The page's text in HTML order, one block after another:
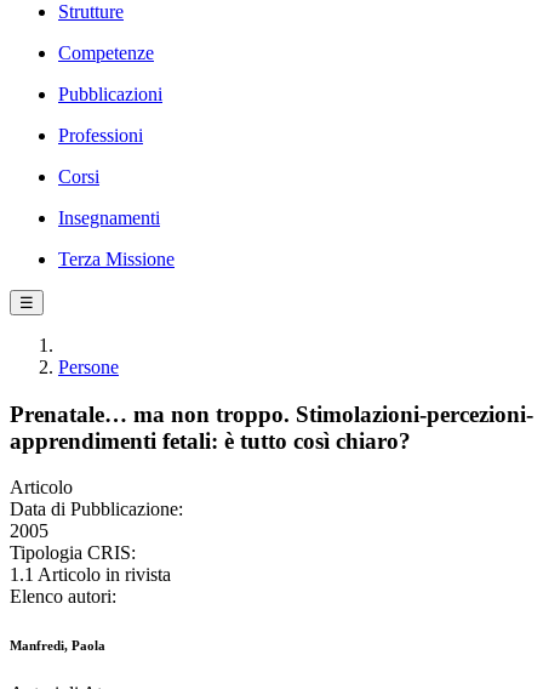
Strutture
Competenze
Pubblicazioni
Professioni
Corsi
Insegnamenti
Terza Missione
☰
Persone
Prenatale… ma non troppo. Stimolazioni-percezioni-
apprendimenti fetali: è tutto così chiaro?
Articolo
Data di Pubblicazione:
2005
Tipologia CRIS:
1.1 Articolo in rivista
Elenco autori:
Manfredi, Paola